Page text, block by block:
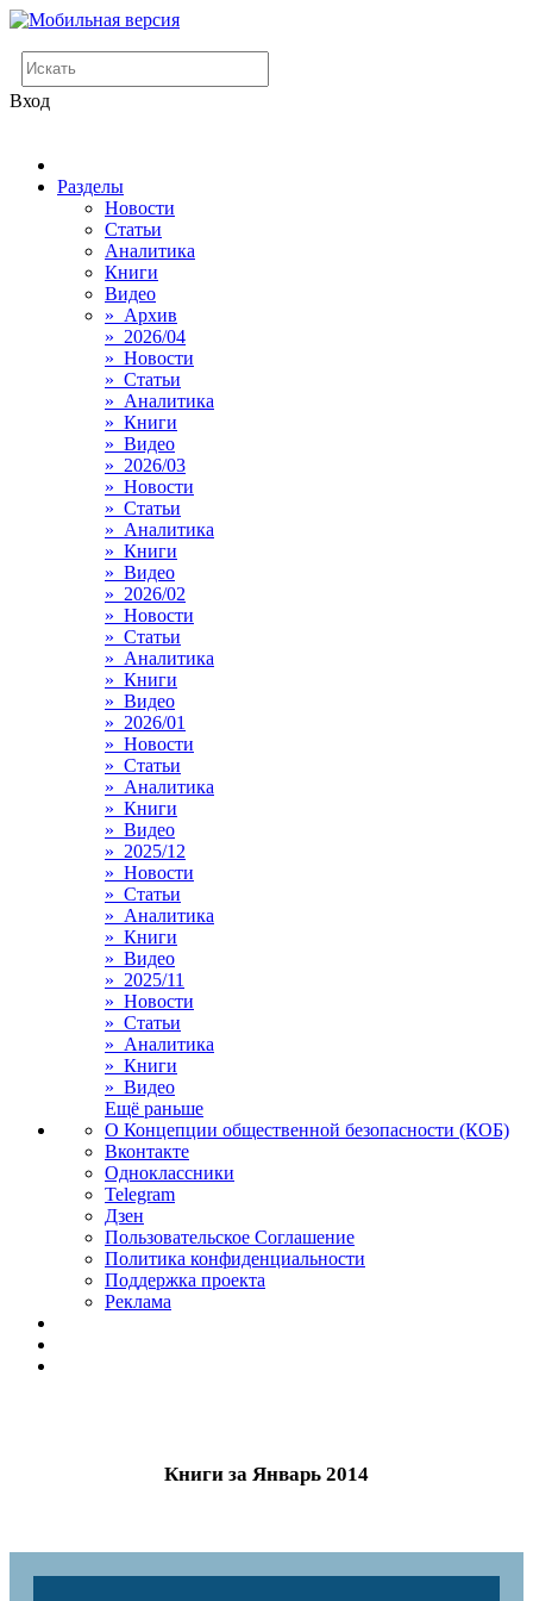
Вход
Разделы
Новости
Статьи
Аналитика
Книги
Видео
» Архив
» 2026/04
» Новости
» Статьи
» Аналитика
» Книги
» Видео
» 2026/03
» Новости
» Статьи
» Аналитика
» Книги
» Видео
» 2026/02
» Новости
» Статьи
» Аналитика
» Книги
» Видео
» 2026/01
» Новости
» Статьи
» Аналитика
» Книги
» Видео
» 2025/12
» Новости
» Статьи
» Аналитика
» Книги
» Видео
» 2025/11
» Новости
» Статьи
» Аналитика
» Книги
» Видео
Ещё раньше
О Концепции общественной безопасности (КОБ)
Вконтакте
Одноклассники
Telegram
Дзен
Пользовательское Соглашение
Политика конфиденциальности
Поддержка проекта
Реклама
Книги за Январь 2014